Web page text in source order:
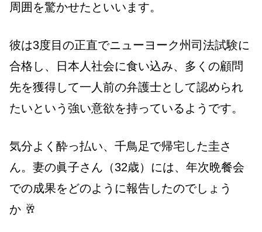
周囲を驚かせたといいます。
彼は3度目の正直でニューヨーク州司法試験に
合格し、日本人社会に食い込み、多くの顧問
先を獲得して一人前の弁護士として認められ
たいという強い意欲を持っているようです。
気分よく酔っ払い、千鳥足で帰宅した圭さ
ん。妻の眞子さん（32歳）には、年次晩餐会
での成果をどのように報告したのでしょう
か 🥂